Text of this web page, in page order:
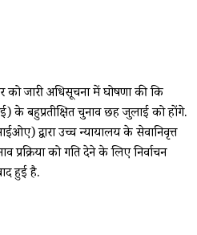
को जारी अधिसूचना में घोषणा की कि
बहुप्रतीक्षित चुनाव छह जुलाई को होंगे.
द्वारा उच्च न्यायालय के सेवानिवृत्त
प्रक्रिया को गति देने के लिए निर्वाचन
हुई है.